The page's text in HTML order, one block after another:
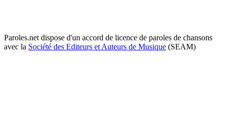
Paroles.net dispose d'un accord de licence de paroles de chansons
avec la Société des Editeurs et Auteurs de Musique (SEAM)